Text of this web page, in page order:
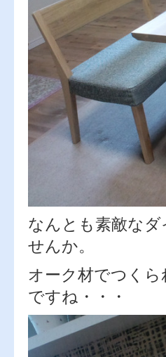
なんとも素敵な
せんか。
オーク材でつく
ですね・・・